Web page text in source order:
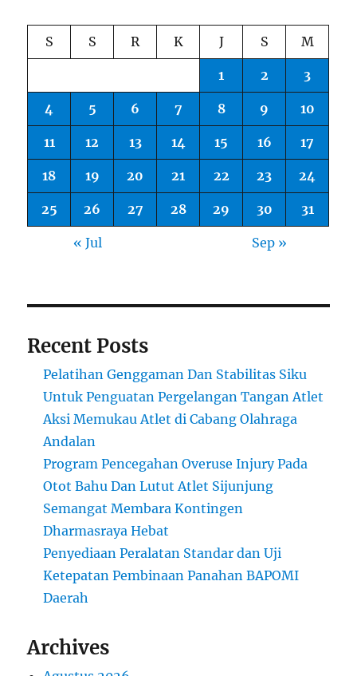
S S R K J S M
1 2 3
4 5 6 7 8 9 10
11 12 13 14 15 16 17
18 19 20 21 22 23 24
25 26 27 28 29 30 31
« Jul Sep »
Recent Posts
Pelatihan Genggaman Dan Stabilitas Siku
Untuk Penguatan Pergelangan Tangan Atlet
Aksi Memukau Atlet di Cabang Olahraga
Andalan
Program Pencegahan Overuse Injury Pada
Otot Bahu Dan Lutut Atlet Sijunjung
Semangat Membara Kontingen
Dharmasraya Hebat
Penyediaan Peralatan Standar dan Uji
Ketepatan Pembinaan Panahan BAPOMI
Daerah
Archives